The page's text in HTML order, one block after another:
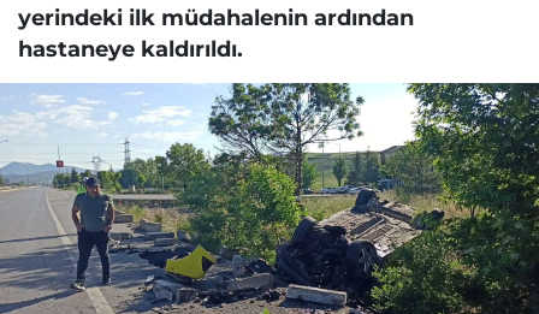
yerindeki ilk müdahalenin ardından
hastaneye kaldırıldı.